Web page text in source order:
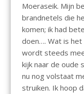
Moeraseik. Mijn
brandnetels die
komen; ik had
doen…. Wat is
wordt steeds
kijk naar de oude
nu nog volstaat
struiken. Ik hoop